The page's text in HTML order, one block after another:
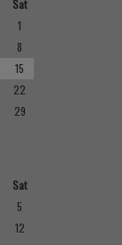
Sat
1
8
15
22
29
Sat
5
12